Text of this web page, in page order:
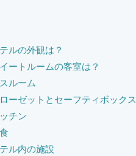
ルの外観は？
ートルームの客室は？
ルーム
ーゼットとセーフティボックス
チン
ル内の施設